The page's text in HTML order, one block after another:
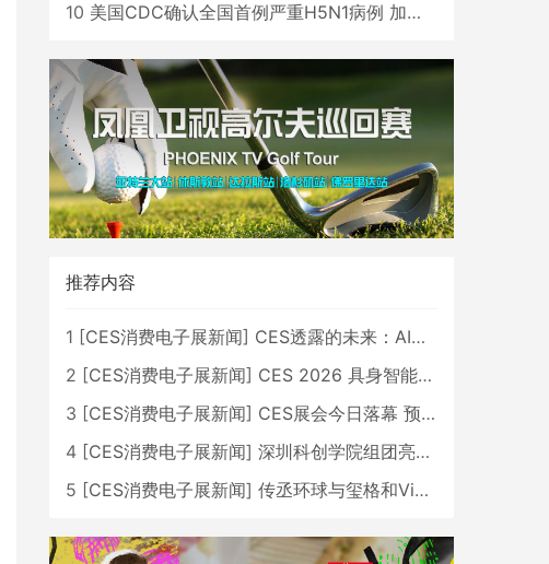
10 美国CDC确认全国首例严重H5N1病例 加州进入紧急状态
推荐内容
1 [CES消费电子展新闻] CES透露的未来：AI、机器人与智能生活大爆发
2 [CES消费电子展新闻] CES 2026 具身智能与创新领域 中国公司大放异彩
3 [CES消费电子展新闻] CES展会今日落幕 预计2026行业收入将超五千亿美元
4 [CES消费电子展新闻] 深圳科创学院组团亮相CES 广受好评
5 [CES消费电子展新闻] 传丞环球与玺格和VibeLens共同推出全新耳机